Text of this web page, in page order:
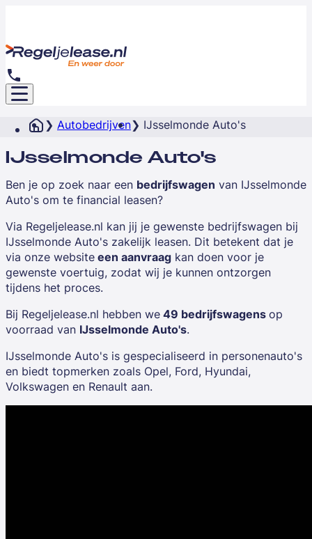
Autobedrijven IJsselmonde Auto's
IJsselmonde Auto's
Ben je op zoek naar een bedrijfswagen van IJsselmonde
Auto's om te financial leasen?
Via Regeljelease.nl kan jij je gewenste bedrijfswagen bij
IJsselmonde Auto's zakelijk leasen. Dit betekent dat je
via onze websiteeen aanvraag kan doen voor je
gewenste voertuig, zodat wij je kunnen ontzorgen
tijdens het proces.
Bij Regeljelease.nl hebben we49 bedrijfswagensop
voorraad van IJsselmonde Auto's.
IJsselmonde Auto's is gespecialiseerd in personenauto's
en biedt topmerken zoals Opel, Ford, Hyundai,
Volkswagen en Renault aan.